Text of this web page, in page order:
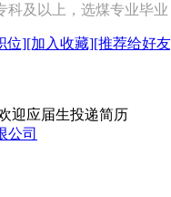
科及以上，选煤专业毕
位][加入收藏][推荐给好
公司